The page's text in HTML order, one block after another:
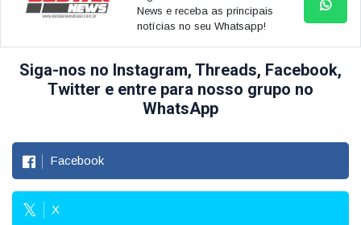
News e receba as principais
notícias no seu Whatsapp!
Siga-nos no Instagram, Threads, Facebook,
Twitter e entre para nosso grupo no
WhatsApp
Facebook
X